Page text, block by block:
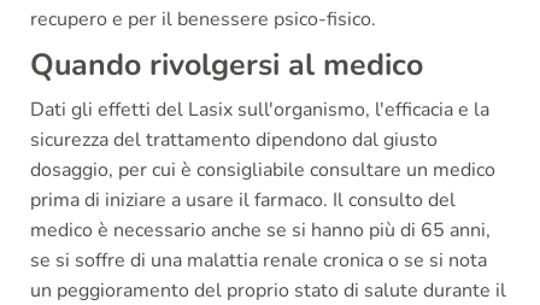
recupero e per il benessere psico-fisico.
Quando rivolgersi al medico
Dati gli effetti del Lasix sull'organismo, l'efficacia e la
sicurezza del trattamento dipendono dal giusto
dosaggio, per cui è consigliabile consultare un medico
prima di iniziare a usare il farmaco. Il consulto del
medico è necessario anche se si hanno più di 65 anni,
se si soffre di una malattia renale cronica o se si nota
un peggioramento del proprio stato di salute durante il